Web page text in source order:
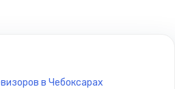
в Чебоксарах